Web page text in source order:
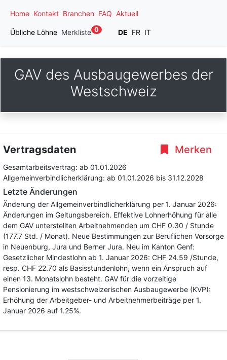
Home Kontakt Branchen FAQ Aktuell
Übliche Löhne Merkliste 0 DE FR IT
GAV des Ausbaugewerbes der
Westschweiz
Merken
Vertragsdaten
Gesamtarbeitsvertrag: ab 01.01.2026
Allgemeinverbindlicherklärung: ab 01.01.2026 bis 31.12.2028
Letzte Änderungen
Änderung der Allgemeinverbindlicherklärung per 1. Januar 2026:
Änderungen im Geltungsbereich. Effektive Lohnerhöhung für alle
dem GAV unterstellten Arbeitnehmenden um CHF 0.30 / Stunde
(177.7 Std. / Monat). Neue Bestimmungen zur Beruflichen Vorsorge
in Neuenburg, Jura und Berner Jura. Neu im Kanton Genf:
Gesetzlicher Mindestlohn ab 1. Januar 2026: CHF 24.59 /Stunde,
resp. CHF 22.70 als Basisstundenlohn, wenn ein Anspruch auf
einen 13. Monatslohn besteht. GAV für die vorzeitige
Pensionierung im westschweizerischen Ausbaugewerbe (KVP):
Erhöhung der Arbeitgeber- und Arbeitnehmerbeiträge per 1.
Januar 2026 auf 1.25%.